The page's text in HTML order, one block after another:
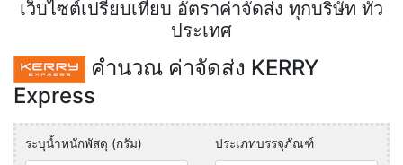
เว็บไซต์เปรียบเทียบ อัตราค่าจัดส่ง ทุกบริษัท ทั่ว
ประเทศ
คำนวณ ค่าจัดส่ง KERRY
Express
ระบุน้ำหนักพัสดุ (กรัม) ประเภทบรรจุภัณฑ์